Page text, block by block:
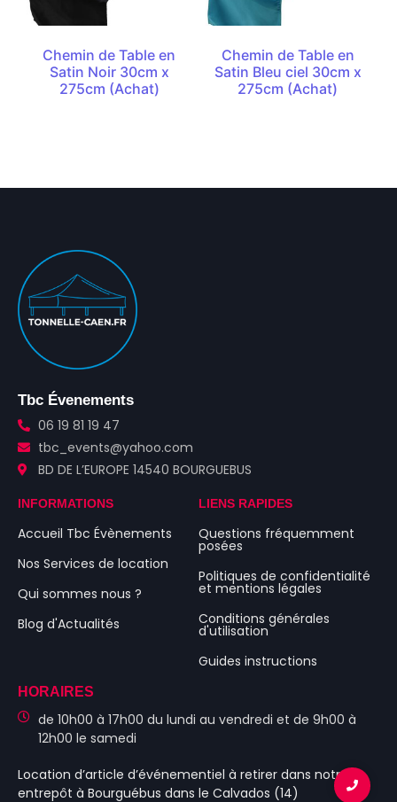
Chemin de Table en
Satin Noir 30cm x
275cm (Achat)
Chemin de Table en
Satin Bleu ciel 30cm x
275cm (Achat)
Tbc Évenements
06 19 81 19 47
tbc_events@yahoo.com
BD DE L’EUROPE 14540 BOURGUEBUS
INFORMATIONS
Accueil Tbc Évènements
Nos Services de location
Qui sommes nous ?
Blog d'Actualités
LIENS RAPIDES
Questions fréquemment
posées
Politiques de confidentialité
et mentions légales
Conditions générales
d'utilisation
Guides instructions
HORAIRES
de 10h00 à 17h00 du lundi au vendredi et de 9h00 à
12h00 le samedi
Location d’article d’événementiel à retirer dans notre
entrepôt à Bourguébus dans le Calvados (14)